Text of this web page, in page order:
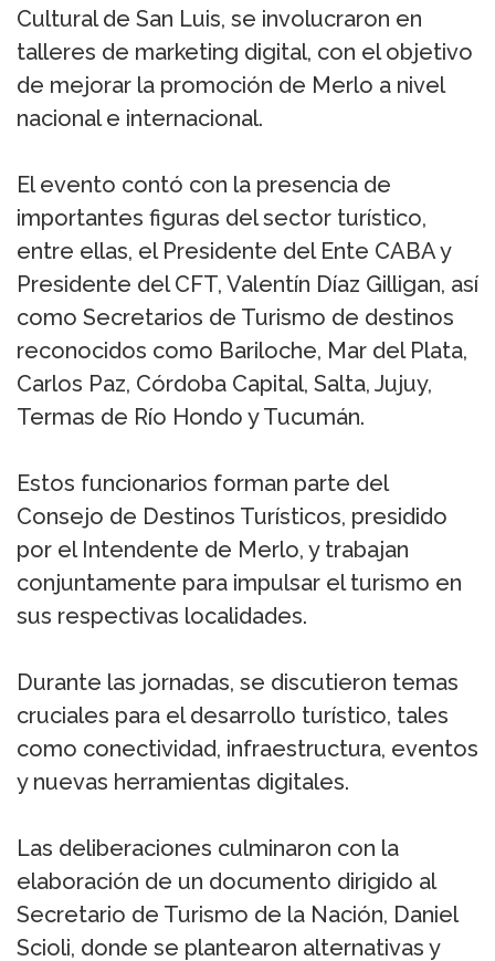
Cultural de San Luis, se involucraron en
talleres de marketing digital, con el objetivo
de mejorar la promoción de Merlo a nivel
nacional e internacional.
El evento contó con la presencia de
importantes figuras del sector turístico,
entre ellas, el Presidente del Ente CABA y
Presidente del CFT, Valentín Díaz Gilligan, así
como Secretarios de Turismo de destinos
reconocidos como Bariloche, Mar del Plata,
Carlos Paz, Córdoba Capital, Salta, Jujuy,
Termas de Río Hondo y Tucumán.
Estos funcionarios forman parte del
Consejo de Destinos Turísticos, presidido
por el Intendente de Merlo, y trabajan
conjuntamente para impulsar el turismo en
sus respectivas localidades.
Durante las jornadas, se discutieron temas
cruciales para el desarrollo turístico, tales
como conectividad, infraestructura, eventos
y nuevas herramientas digitales.
Las deliberaciones culminaron con la
elaboración de un documento dirigido al
Secretario de Turismo de la Nación, Daniel
Scioli, donde se plantearon alternativas y